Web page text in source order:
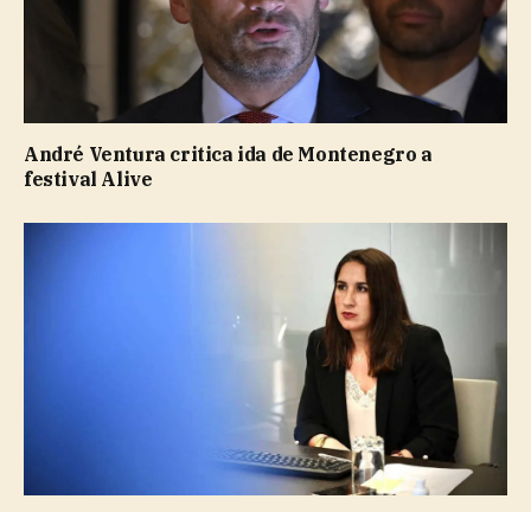
André Ventura critica ida de Montenegro a
festival Alive